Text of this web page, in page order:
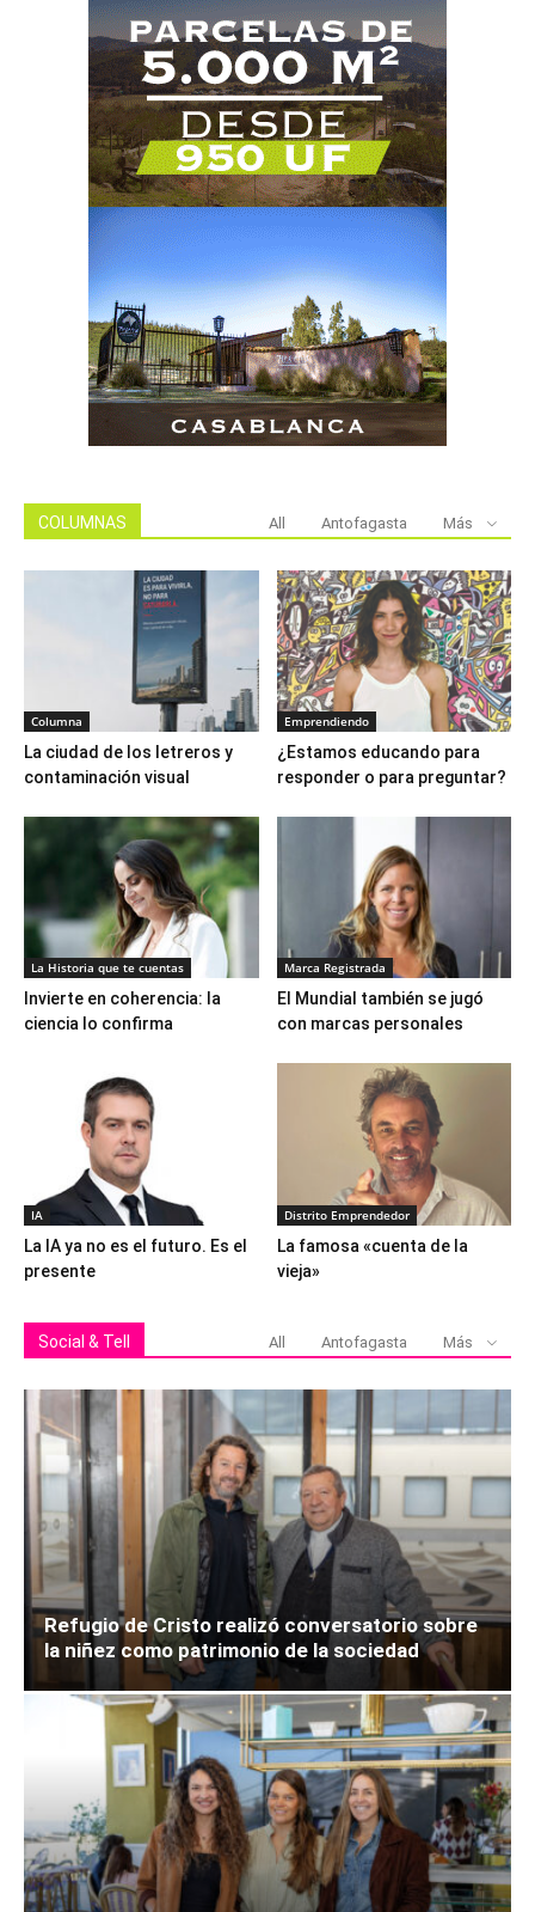
COLUMNAS All Antofagasta Más
Columna
La ciudad de los letreros y
contaminación visual
Emprendiendo
¿Estamos educando para
responder o para preguntar?
La Historia que te cuentas
Invierte en coherencia: la
ciencia lo confirma
Marca Registrada
El Mundial también se jugó
con marcas personales
IA
La IA ya no es el futuro. Es el
presente
Distrito Emprendedor
La famosa «cuenta de la
vieja»
Social & Tell All Antofagasta Más
Refugio de Cristo realizó conversatorio sobre
la niñez como patrimonio de la sociedad